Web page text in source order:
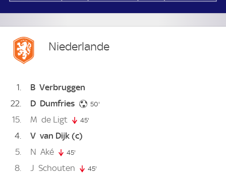
Niederlande
1 B Verbruggen
22
D Dumfries 50'
15 M de Ligt 45'
4 V van Dijk (c)
5
N Aké 45'
8 J Schouten 45'